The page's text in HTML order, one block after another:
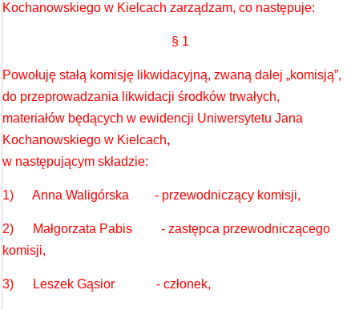
Kochanowskiego w Kielcach zarządzam, co następuje:
§ 1
Powołuję stałą komisję likwidacyjną, zwaną dalej „komisją”,
do przeprowadzania likwidacji środków trwałych,
materiałów będących w ewidencji Uniwersytetu Jana
Kochanowskiego w Kielcach,
w następującym składzie:
1) Anna Waligórska - przewodniczący komisji,
2) Małgorzata Pabis - zastępca przewodniczącego
komisji,
3) Leszek Gąsior - członek,